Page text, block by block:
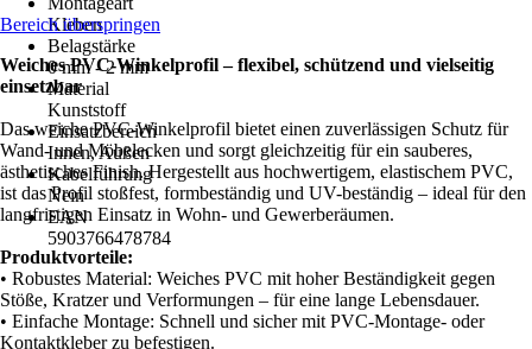
Kleben
Belagstärke
0 mm - 2 mm
Material
Kunststoff
Einsatzbereich
Innen, Außen
Kabelführung
Nein
EAN
5903766478784
Bereich überspringen
Weiches PVC-Winkelprofil – flexibel, schützend und vielseitig
einsetzbar
Das weiche PVC-Winkelprofil bietet einen zuverlässigen Schutz für
Wand- und Möbelecken und sorgt gleichzeitig für ein sauberes,
ästhetisches Finish. Hergestellt aus hochwertigem, elastischem PVC,
ist das Profil stoßfest, formbeständig und UV-beständig – ideal für den
langfristigen Einsatz in Wohn- und Gewerberäumen.
Produktvorteile:
• Robustes Material: Weiches PVC mit hoher Beständigkeit gegen
Stöße, Kratzer und Verformungen – für eine lange Lebensdauer.
• Einfache Montage: Schnell und sicher mit PVC-Montage- oder
Kontaktkleber zu befestigen.